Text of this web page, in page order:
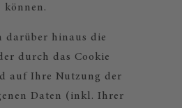
können.
darüber hinaus die
durch das Cookie
auf Ihre Nutzung der
Daten (inkl. Ihrer